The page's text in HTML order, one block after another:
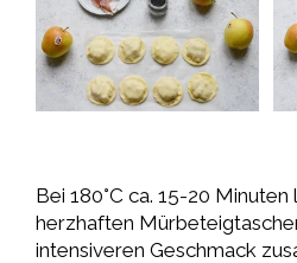
Bei 180°C ca. 15-20
herzhaften
intensiveren Geschmack